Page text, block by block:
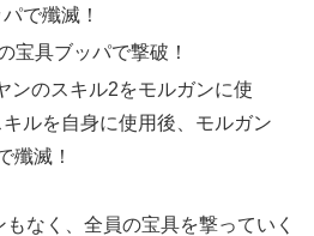
で殲滅！
宝具ブッパで撃破！
ンのスキル2をモルガンに使
ルを自身に使用後、モルガン
殲滅！
なく、全員の宝具を撃っていく